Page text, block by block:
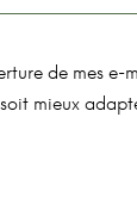
de mes e-
mieux